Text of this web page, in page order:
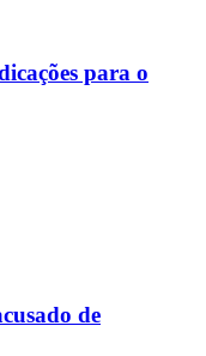
para o
de